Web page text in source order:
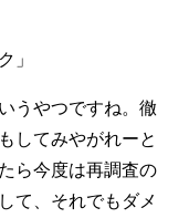
」
うやつですね。徹
してみやがれーと
ら今度は再調査の
て、それでもダメ